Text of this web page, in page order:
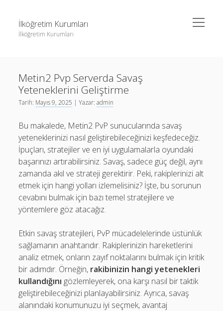
İlköğretim Kurumları
İlköğretim Kurumları
menüyü
aç
Sayfa Listesi
Spotify Dinlenme Gönderme Hilesi Parasız
Twitter Profil Resmi Kalite Sorunu
Liste
Spotify Dinlenme Gönderme Hilesi Parasız
Threads Takipçi Yükseltme Hilesi
Twitter Profil Resmi Kalite Sorunu
Metin2 Pvp Serverda Savaş
Yeteneklerini Geliştirme
Tarih: Mayıs 9, 2025 | Yazar:admin
Bu makalede, Metin2 PvP sunucularında savaş
yeteneklerinizi nasıl geliştirebileceğinizi keşfedeceğiz.
İpuçları, stratejiler ve en iyi uygulamalarla oyundaki
başarınızı artırabilirsiniz. Savaş, sadece güç değil, aynı
zamanda akıl ve strateji gerektirir. Peki, rakiplerinizi alt
etmek için hangi yolları izlemelisiniz? İşte, bu sorunun
cevabını bulmak için bazı temel stratejilere ve
yöntemlere göz atacağız.
Etkin savaş stratejileri, PvP mücadelelerinde üstünlük
sağlamanın anahtarıdır. Rakiplerinizin hareketlerini
analiz etmek, onların zayıf noktalarını bulmak için kritik
bir adımdır. Örneğin, rakibinizin hangi yetenekleri
kullandığını gözlemleyerek, ona karşı nasıl bir taktik
geliştirebileceğinizi planlayabilirsiniz. Ayrıca, savaş
alanındaki konumunuzu iyi seçmek, avantaj